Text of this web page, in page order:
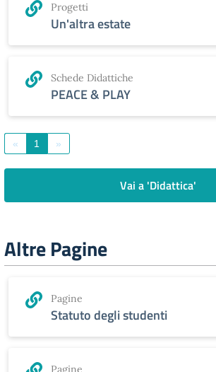
Progetti
Un'altra estate
Schede Didattiche
PEACE & PLAY
« 1 »
Vai a 'Didattica'
Altre Pagine
Pagine
Statuto degli studenti
Pagine